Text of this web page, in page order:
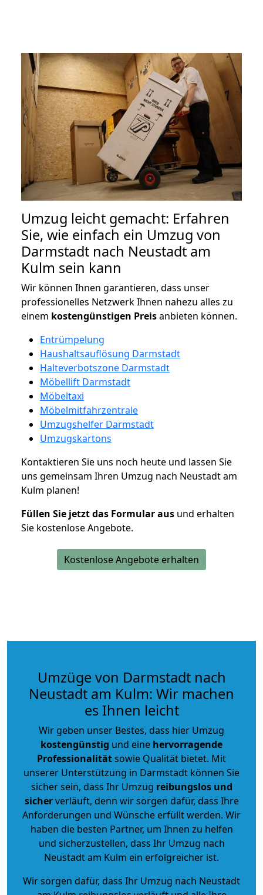
Umzug leicht gemacht: Erfahren
Sie, wie einfach ein Umzug von
Darmstadt nach Neustadt am
Kulm sein kann
Wir können Ihnen garantieren, dass unser
professionelles Netzwerk Ihnen nahezu alles zu
einem kostengünstigen Preisanbieten können.
Entrümpelung
Haushaltsauflösung Darmstadt
Halteverbotszone Darmstadt
Möbellift Darmstadt
Möbeltaxi
Möbelmitfahrzentrale
Umzugshelfer Darmstadt
Umzugskartons
Kontaktieren Sie uns noch heute und lassen Sie
uns gemeinsam Ihren Umzug nach Neustadt am
Kulm planen!
Füllen Sie jetzt das Formular aus und erhalten
Sie kostenlose Angebote.
Kostenlose Angebote erhalten
Umzüge von Darmstadt nach
Neustadt am Kulm: Wir machen
es Ihnen leicht
Wir geben unser Bestes, dass hier Umzug
kostengünstig und eine hervorragende
Professionalitätsowie Qualität bietet. Mit
unserer Unterstützung in Darmstadt können Sie
sicher sein, dass Ihr Umzug reibungslos und
sicherverläuft, denn wir sorgen dafür, dass Ihre
Anforderungen und Wünsche erfüllt werden. Wir
haben die besten Partner, um Ihnen zu helfen
und sicherzustellen, dass Ihr Umzug nach
Neustadt am Kulm ein erfolgreicher ist.
Wir sorgen dafür, dass Ihr Umzug nach Neustadt